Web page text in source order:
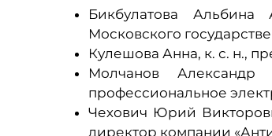
Бикбулатова Альбина
Московского
Кулешова Анна, к. с. н.,
Молчанов
профессиональное
Чехович Юрий
директор компании